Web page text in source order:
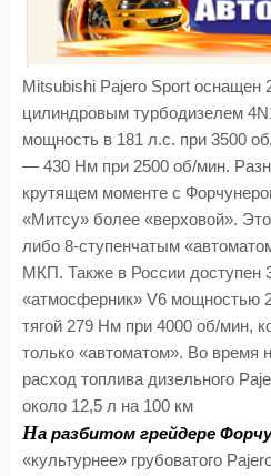
Mitsubishi Pajero Sport оснащен
цилиндровым турбодизелем
мощность в 181 л.с. при 3500
— 430 Нм при 2500 об/мин.
крутящем моменте с
«Митсу» более «верховой».
либо 8-ступенчатым
МКП. Также в России доступен
«атмосферник» V6 мощностью
тягой 279 Нм при 4000 об/мин,
только «автоматом». Во время
расход топлива дизельного
около 12,5 л на 100 км
На разбитом грейдере
«культурнее» грубоватого